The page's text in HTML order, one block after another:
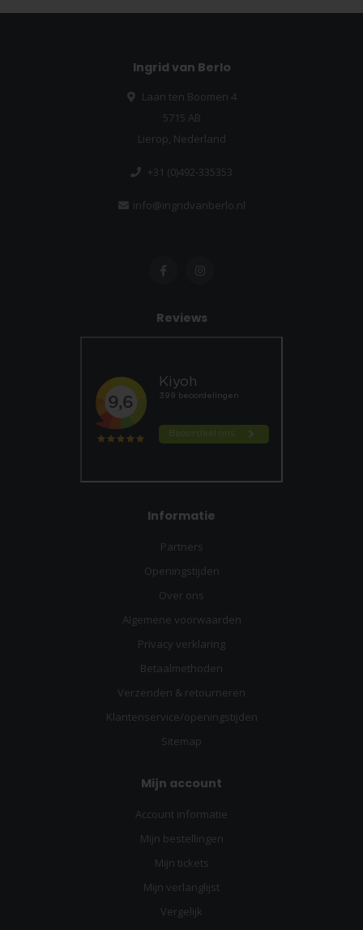
Ingrid van Berlo
Laan ten Boomen 4
5715 AB
Lierop, Nederland
+31 (0)492-335353
info@ingridvanberlo.nl
Reviews
Informatie
Partners
Openingstijden
Over ons
Algemene voorwaarden
Privacy verklaring
Betaalmethoden
Verzenden & retourneren
Klantenservice/openingstijden
Sitemap
Mijn account
Account informatie
Mijn bestellingen
Mijn tickets
Mijn verlanglijst
Vergelijk